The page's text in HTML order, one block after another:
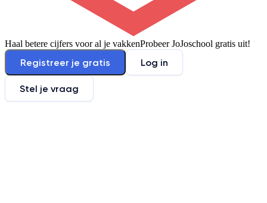
Haal betere cijfers voor al je vakkenProbeer JoJoschool gratis uit!
Registreer je gratis Log in
Stel je vraag